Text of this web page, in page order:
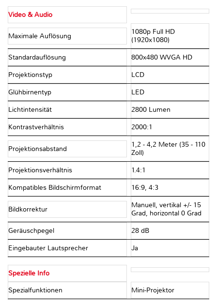
Video & Audio
Maximale Auflösung
1080p Full HD
(1920x1080)
Standardauflösung 800x480 WVGA HD
Projektionstyp LCD
Glühbirnentyp LED
Lichtintensität 2800 Lumen
Kontrastverhältnis 2000:1
Projektionsabstand
1,2 - 4,2 Meter (35 - 110
Zoll)
Projektionsverhältnis 1.4:1
Kompatibles Bildschirmformat 16:9, 4:3
Bildkorrektur
Manuell, vertikal +/- 15
Grad, horizontal 0 Grad
Geräuschpegel 28 dB
Eingebauter Lautsprecher Ja
Spezielle Info
Spezialfunktionen Mini-Projektor